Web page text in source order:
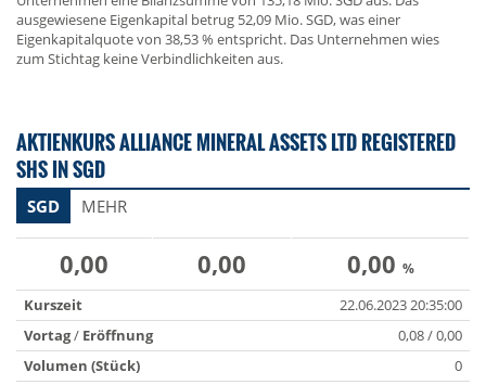
ausgewiesene Eigenkapital betrug 52,09 Mio. SGD, was einer
Eigenkapitalquote von 38,53 % entspricht. Das Unternehmen wies
zum Stichtag keine Verbindlichkeiten aus.
AKTIENKURS ALLIANCE MINERAL ASSETS LTD REGISTERED
SHS IN SGD
SGD MEHR
0,00 0,00 0,00 %
Kurszeit
22.06.2023 20:35:00
Vortag/ Eröffnung
0,08 / 0,00
Volumen (Stück)
0